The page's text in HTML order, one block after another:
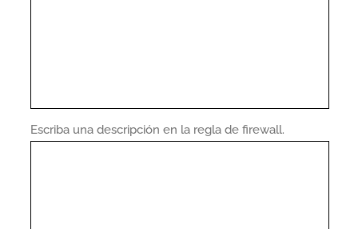
Escriba una descripción en la regla de firewall.